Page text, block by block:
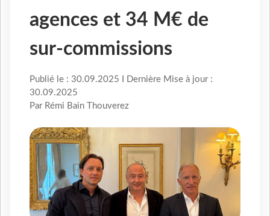
agences et 34 M€ de
sur-commissions
Publié le : 30.09.2025 I Dernière Mise à jour :
30.09.2025
Par Rémi Bain Thouverez